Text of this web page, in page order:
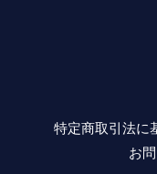
特定商取引法に
お